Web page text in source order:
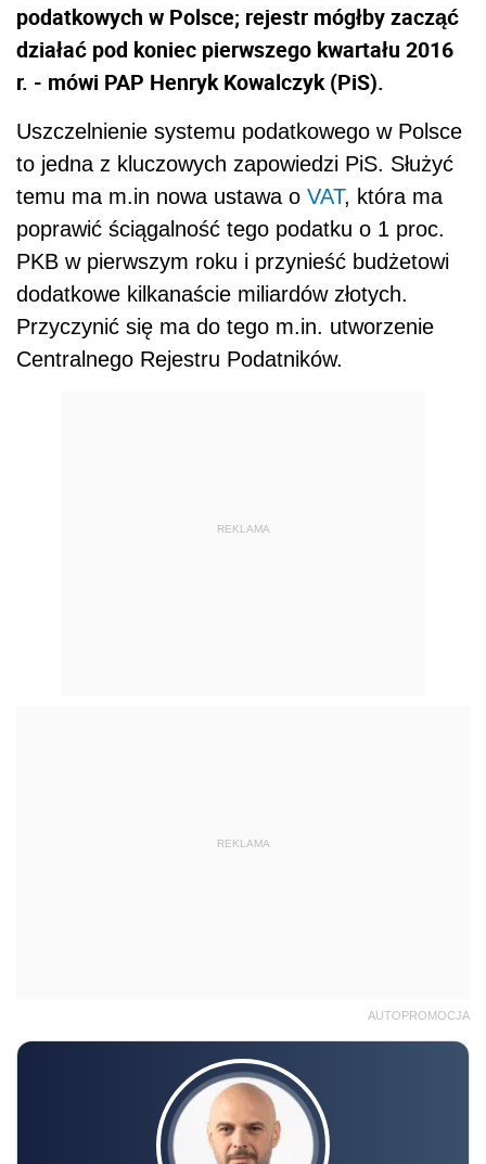
podatkowych w Polsce; rejestr mógłby zacząć
działać pod koniec pierwszego kwartału 2016
r. - mówi PAP Henryk Kowalczyk (PiS).
Uszczelnienie systemu podatkowego w Polsce
to jedna z kluczowych zapowiedzi PiS. Służyć
temu ma m.in nowa ustawa o VAT, która ma
poprawić ściągalność tego podatku o 1 proc.
PKB w pierwszym roku i przynieść budżetowi
dodatkowe kilkanaście miliardów złotych.
Przyczynić się ma do tego m.in. utworzenie
Centralnego Rejestru Podatników.
REKLAMA
REKLAMA
AUTOPROMOCJA